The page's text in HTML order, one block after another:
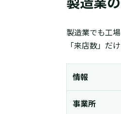
製造業でも工
「来店数」だ
情報
事業所